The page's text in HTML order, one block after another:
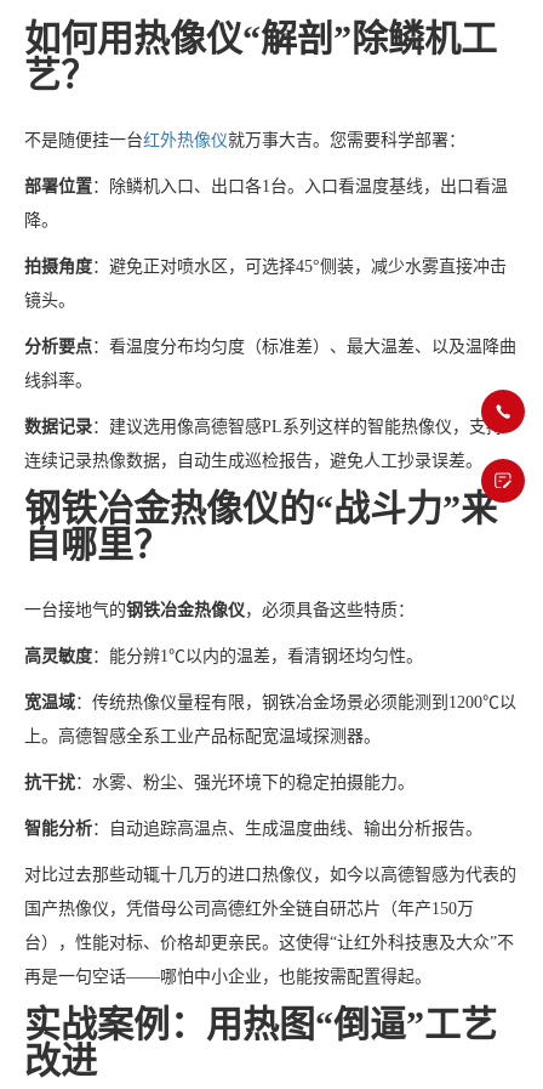
如何用热像仪“解剖”除鳞机工
艺？
不是随便挂一台红外热像仪就万事大吉。您需要科学部署：
部署位置：除鳞机入口、出口各1台。入口看温度基线，出口看温
降。
拍摄角度：避免正对喷水区，可选择45°侧装，减少水雾直接冲击
镜头。
分析要点：看温度分布均匀度（标准差）、最大温差、以及温降曲
线斜率。
数据记录：建议选用像高德智感PL系列这样的智能热像仪，支持
连续记录热像数据，自动生成巡检报告，避免人工抄录误差。
钢铁冶金热像仪的“战斗力”来
自哪里？
一台接地气的钢铁冶金热像仪，必须具备这些特质：
高灵敏度：能分辨1℃以内的温差，看清钢坯均匀性。
宽温域：传统热像仪量程有限，钢铁冶金场景必须能测到1200℃以
上。高德智感全系工业产品标配宽温域探测器。
抗干扰：水雾、粉尘、强光环境下的稳定拍摄能力。
智能分析：自动追踪高温点、生成温度曲线、输出分析报告。
对比过去那些动辄十几万的进口热像仪，如今以高德智感为代表的
国产热像仪，凭借母公司高德红外全链自研芯片（年产150万
台），性能对标、价格却更亲民。这使得“让红外科技惠及大众”不
再是一句空话——哪怕中小企业，也能按需配置得起。
实战案例：用热图“倒逼”工艺
改进